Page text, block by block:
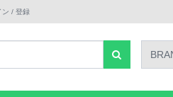
ン / 登録